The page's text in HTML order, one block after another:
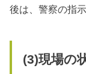
後は、警察の指
(3)現場の